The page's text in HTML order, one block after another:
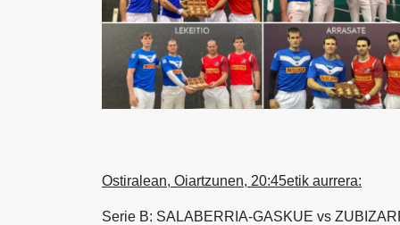
Ostiralean, Oiartzunen, 20:45etik aurrera:
Serie B: SALABERRIA-GASKUE vs